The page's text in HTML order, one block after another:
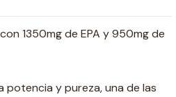
1350mg de EPA y 950mg de
y pureza, una de las